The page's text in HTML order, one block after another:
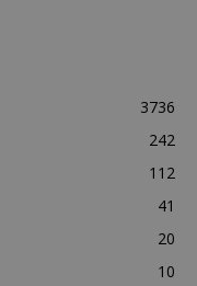
3736
242
112
41
20
10